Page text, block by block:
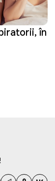
în